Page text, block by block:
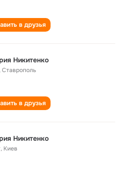
в друзья
Никитенко
,Ставрополь
в друзья
Никитенко
, Киев